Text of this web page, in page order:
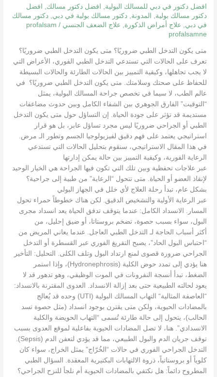
افضل دكتور في دبي للمسالك البولية, افضل دكتور مسالك,
افضل
دكتور مسالك بولية, المدونة,دكتور مسالك بولية في دبي,دكتور مسالك
في دبي, علاج أمراض الذكورة, علاج الضعف الجنسي /
profalsam
profalsamne
متى يكون التدخل الطبي ضروريًا؟ متى يكون التدخل الطبي ضروريًا؟
تعرف على الحالات التي تستدعي التدخل الطبي الفوري، الأعراض التي
لا يجب تجاهلها، وكيفية التمييز بين الحالات الطارئة والحالات البسيطة
للحفاظ على صحتك وسلامتك. متى يكون التدخل الطبي ضروريًا؟ في
عالم الطب، لا سيما في تخصص جراحة المسالك البولية، يمثل
“التوقيت” الفارق الجوهري بين الشفاء الكامل وبين حدوث مضاعفات
مستديمة قد تؤثر على جودة الحياة. إن التساؤل حول متى يكون التدخل
الطبي أو الجراحي ضروريًا ليس مجرد تساؤل عابر، بل هو قرار
استراتيجي يعتمد على فهم دقيق لفيزيولوجيا الجسم وتطور الـ مرض.
في هذا المقال الاستراتيجي، سنقوم بتحليل الحالات التي تستدعي
الرعاية الفورية، وكيفية التمييز بين حالة يمكن إدارتها
عبر علاجات تحفظية وبين تلك التي تكون فيها الجراحة هي الخيار الوحيد
لإنقاذ العضو أو الحياة. متى تتحول “الرعاية” من طبية إلى جراحية؟
بشكل عام، تبدأ رحلة العلاج لأي خلل في الجهاز البولي
عبر الرعاية الأولية والتشخيص الدقيق. لكن هناك خطوطاً حمراء تحول
المسار. الانسداد الكامل: عندما يتوقف تدفق الحياة يعد انسداد مجرى
البول، سواء بسبب حصوة، تضخم بروستاتا، أو ضيق إحليل، من
أكثر أسباب الحاجة لـ التدخل الطبي العاجل. عندما يعاني المريض من
“احتباس البول الحاد”، يصبح التفريغ الفوري عبر القسطرة أو التدخل
الجراحي ضرورة قصوى لمنع ارتداد البول وتلف الكلى. التحليل: التأخير
هنا يؤدي إلى تمدد حوض الكلية (Hydronephrosis)، وإذا استمر
الضغط، تبدأ أنسجة النفرونات في الموت الوظيفي، وهو تدهور قد لا
يعود لحالته الطبيعية حتى بعد إزالة الانسداد. العدوى المقترنة بالانسداد:
“العاصفة المثالية“ التهاب المسالك البولية (UTI) وحده قد يُعالج
بالمضادات الحيوية، ولكن متى يقترن بوجود انسداد (مثل حصوة تسد
الحالب)، يتحول إلى حالة طارئة تُسمى “التهاب الحويضة والكلية
الانسدادي”. هنا، لا تصل المضادات الحيوية بفاعلية لموقع العدوى بسبب
توقف جريان الدم والبول الطبيعي، مما قد يؤدي لتعفن الدم (Sepsis).
التدخل الجراحي الفوري في حالات “الخُرّاج” يمثل الخراج، سواء كان
كلوياً أو بروستاتياً، ذروة الالتهابات البكتيرية المعقدة. السؤال الطبي
المطروح دائماً: هل نكتفي بالمضادات الحيوية أم نلجأ للنزح الجراحي؟
نصائح
وأعراض
تستدعي
العناية
الفورية